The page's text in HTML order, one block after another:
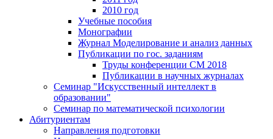
2010 год
Учебные пособия
Монографии
Журнал Моделирование и анализ данных
Публикации по гос. заданиям
Труды конференции CM 2018
Публикации в научных журналах
Семинар "Искусственный интеллект в
образовании"
Семинар по математической психологии
Абитуриентам
Направления подготовки